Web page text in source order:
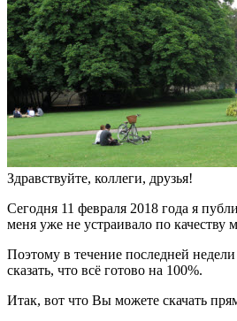
Здравствуйте, коллеги, друзья!
Сегодня 11 февраля 2018 года я
меня уже не устраивало по качеству
Поэтому в течение последней
сказать, что всё готово на 100%.
Итак, вот что Вы можете скачать